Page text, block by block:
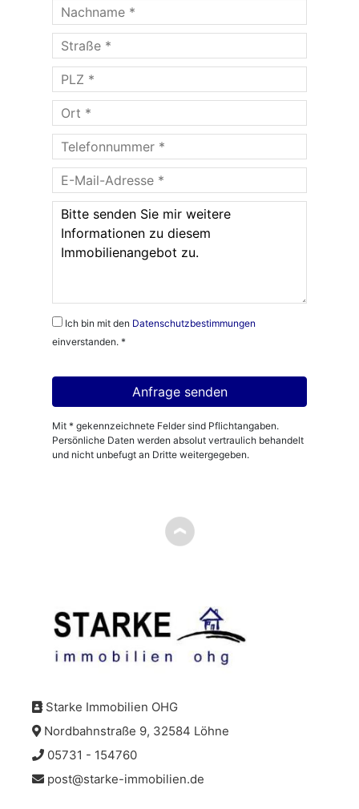
Ich bin mit den Datenschutzbestimmungen
einverstanden. *
Mit * gekennzeichnete Felder sind Pflichtangaben.
Persönliche Daten werden absolut vertraulich behandelt
und nicht unbefugt an Dritte weitergegeben.
Starke Immobilien OHG
Nordbahnstraße 9, 32584 Löhne
05731 - 154760
post@starke-immobilien.de